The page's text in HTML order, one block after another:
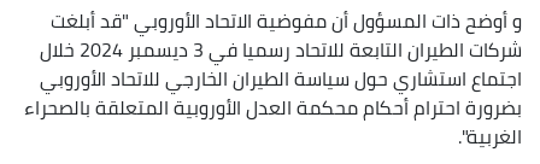
و أوضح ذات المسؤول أن مفوضية الاتحاد الأوروبي "قد أبلغت
شركات الطيران التابعة للاتحاد رسميا في 3 ديسمبر 2024 خلال
اجتماع استشاري حول سياسة الطيران الخارجي للاتحاد الأوروبي
بضرورة احترام أحكام محكمة العدل الأوروبية المتعلقة بالصحراء
الغربية".